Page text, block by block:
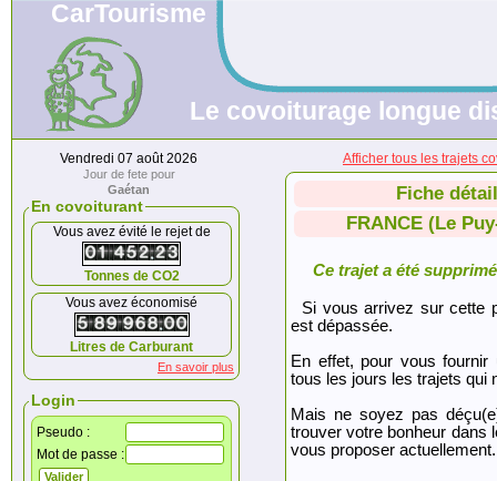
CarTourisme
Le covoiturage longue
Vendredi 07 août 2026
Jour de fete pour
Gaétan
En covoiturant
Vous avez évité le rejet de
Tonnes de CO2
Vous avez économisé
Litres de Carburant
En savoir plus
Login
Pseudo :
Mot de passe :
Afficher tous les trajets
Fiche
FRANCE (Le
Ce trajet a été
Si vous arrivez sur cette
est dépassée.
En effet, pour vous fournir
tous les jours les trajets qui
Mais ne soyez pas
trouver votre bonheur dans
vous proposer actuellement.